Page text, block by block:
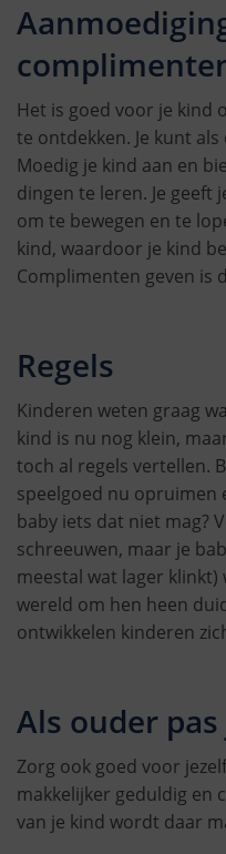
Het is goed voor je kind
te ontdekken. Je kunt
Moedig je kind aan en
dingen te leren. Je geeft
om te bewegen en te
kind, waardoor je kind
Complimenten geven is
Regels
Kinderen weten graag
kind is nu nog klein,
toch al regels vertellen.
speelgoed nu opruimen
baby iets dat niet mag?
schreeuwen, maar je
meestal wat lager klinkt)
wereld om hen heen
ontwikkelen kinderen
Als ouder
Zorg ook goed voor
makkelijker geduldig en
van je kind wordt daar